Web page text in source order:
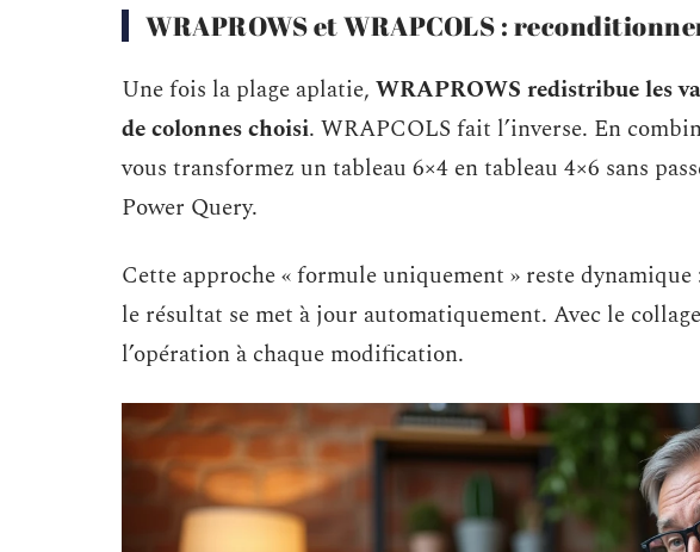
WRAPROWS et WRAPCOLS :
Une fois la plage aplatie, WRAPROWS redistribue les
de colonnes choisi. WRAPCOLS fait l’inverse. En
vous transformez un tableau 6×4 en tableau 4×6 sans
Power Query.
Cette approche « formule uniquement » reste dynamique
le résultat se met à jour automatiquement. Avec le
l’opération à chaque modification.